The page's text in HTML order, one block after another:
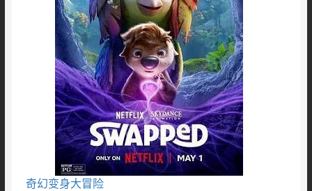
奇幻变身大冒险